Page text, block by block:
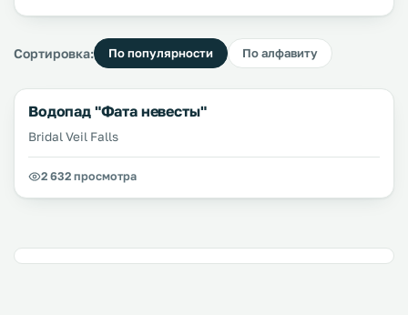
Сортировка: По популярности По алфавиту
Водопад "Фата невесты"
Bridal Veil Falls
2 632 просмотра